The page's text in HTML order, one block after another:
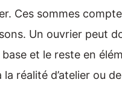
Ces sommes
Un ouvrier peut
base et le reste en
la réalité d’atelier ou